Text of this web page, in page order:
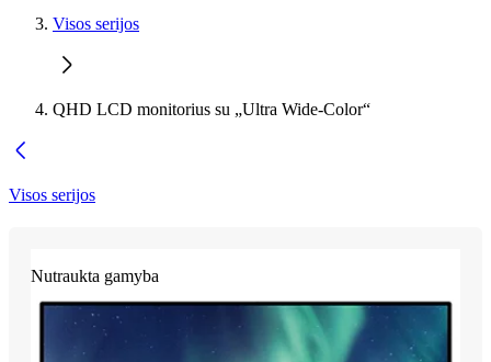
Visos serijos
QHD LCD monitorius su „Ultra Wide-Color“
Visos serijos
Nutraukta gamyba